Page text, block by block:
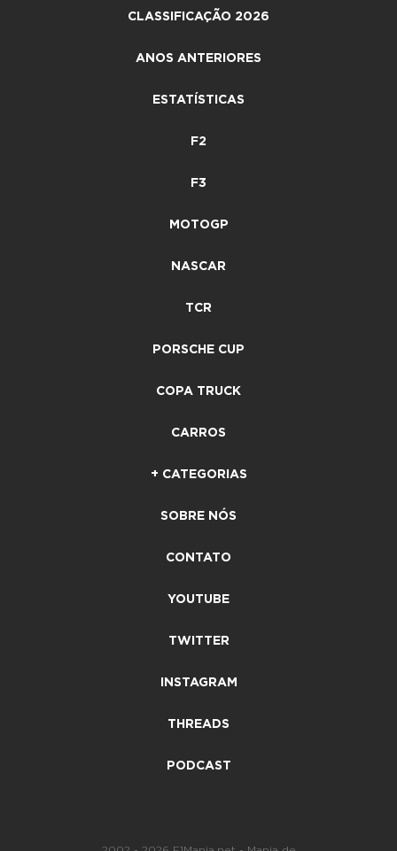
CLASSIFICAÇÃO 2026
ANOS ANTERIORES
ESTATÍSTICAS
F2
F3
MOTOGP
NASCAR
TCR
PORSCHE CUP
COPA TRUCK
CARROS
+ CATEGORIAS
SOBRE NÓS
CONTATO
YOUTUBE
TWITTER
INSTAGRAM
THREADS
PODCAST